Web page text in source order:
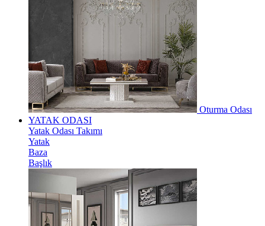
Oturma Odası
YATAK ODASI
Yatak Odası Takımı
Yatak
Baza
Başlık